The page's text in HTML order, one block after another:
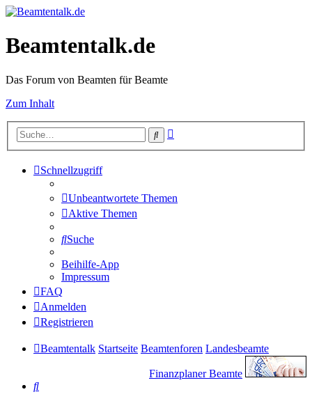
Beamtentalk.de
Das Forum von Beamten für Beamte
Zum Inhalt
Suche
Schnellzugriff
Unbeantwortete Themen
Aktive Themen
Suche
Beihilfe-App
Impressum
FAQ
Anmelden
Registrieren
Beamtentalk Startseite Beamtenforen Landesbeamte
Finanzplaner Beamte
Suche